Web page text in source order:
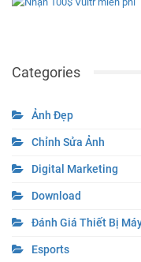
Categories
Ảnh Đẹp
Chỉnh Sửa Ảnh
Digital Marketing
Download
Đánh Giá Thiết Bị
Esports